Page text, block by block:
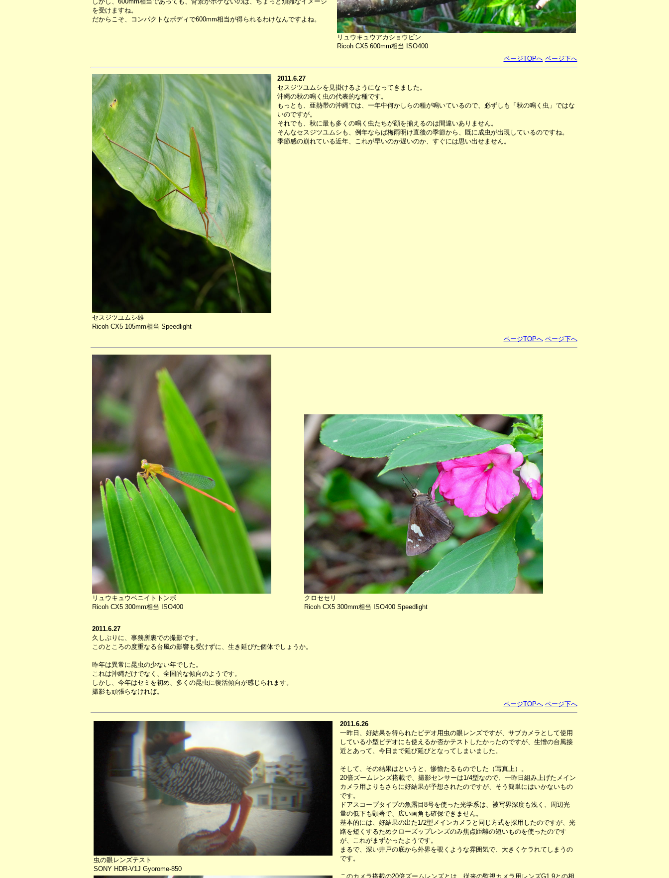
を受けますね。
だからこそ、コンパクトなボディで600mm相当が得られるわけなんですよね。
リュウキュウアカショウビン
Ricoh CX5 600mm相当 ISO400
ページTOPへ ページ下へ
セスジツユムシ雄
Ricoh CX5 105mm相当 Speedlight
2011.6.27
セスジツユムシを見掛けるようになってきました。
沖縄の秋の鳴く虫の代表的な種です。
もっとも、亜熱帯の沖縄では、一年中何かしらの種が鳴いているので、必ずしも「秋の鳴く虫」ではな
いのですが。
それでも、秋に最も多くの鳴く虫たちが顔を揃えるのは間違いありません。
そんなセスジツユムシも、例年ならば梅雨明け直後の季節から、既に成虫が出現しているのですね。
季節感の崩れている近年、これが早いのか遅いのか、すぐには思い出せません。
ページTOPへ ページ下へ
リュウキュウベニイトトンボ
Ricoh CX5 300mm相当 ISO400
クロセセリ
Ricoh CX5 300mm相当 ISO400 Speedlight
2011.6.27
久しぶりに、事務所裏での撮影です。
このところの度重なる台風の影響も受けずに、生き延びた個体でしょうか。
昨年は異常に昆虫の少ない年でした。
これは沖縄だけでなく、全国的な傾向のようです。
しかし、今年はセミを初め、多くの昆虫に復活傾向が感じられます。
撮影も頑張らなければ。
ページTOPへ ページ下へ
虫の眼レンズテスト
SONY HDR-V1J Gyorome-850
2011.6.26
一昨日、好結果を得られたビデオ用虫の眼レンズですが、サブカメラとして使用
している小型ビデオにも使えるか否かテストしたかったのですが、生憎の台風接
近とあって、今日まで延び延びとなってしまいました。
そして、その結果はというと、惨憺たるものでした（写真上）。
20倍ズームレンズ搭載で、撮影センサーは1/4型なので、一昨日組み上げたメイン
カメラ用よりもさらに好結果が予想されたのですが、そう簡単にはいかないもの
です。
ドアスコープタイプの魚露目8号を使った光学系は、被写界深度も浅く、周辺光
量の低下も顕著で、広い画角も確保できません。
基本的には、好結果の出た1/2型メインカメラと同じ方式を採用したのですが、光
路を短くするためクローズップレンズのみ焦点距離の短いものを使ったのです
が、これがまずかったようです。
まるで、深い井戸の底から外界を覗くような雰囲気で、大きくケラれてしまうの
です。
このカメラ搭載の20倍ズームレンズとは、従来の監視カメラ用レンズG1.9との相